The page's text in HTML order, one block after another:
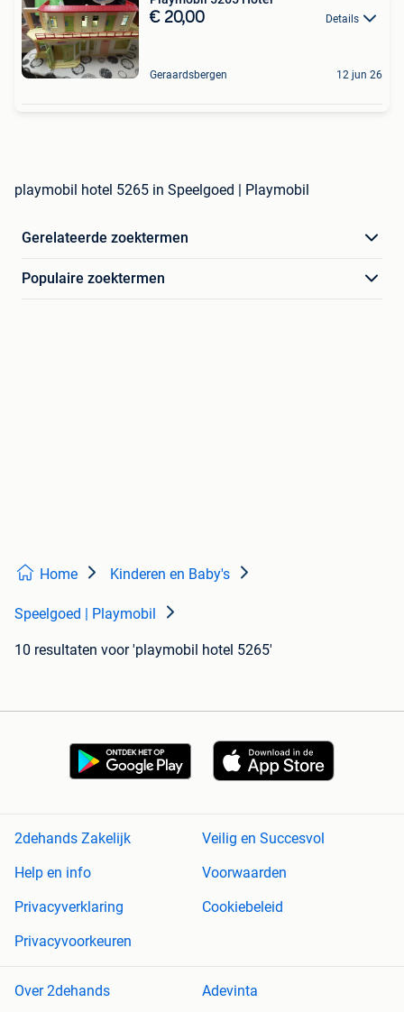
€ 20,00 Details
Geraardsbergen 12 jun 26
playmobil hotel 5265 in Speelgoed | Playmobil
Gerelateerde zoektermen
Populaire zoektermen
Home Kinderen en Baby's
Speelgoed | Playmobil
10 resultaten voor 'playmobil hotel 5265'
2dehands Zakelijk
Veilig en Succesvol
Help en info
Voorwaarden
Privacyverklaring
Cookiebeleid
Privacyvoorkeuren
Over 2dehands Adevinta